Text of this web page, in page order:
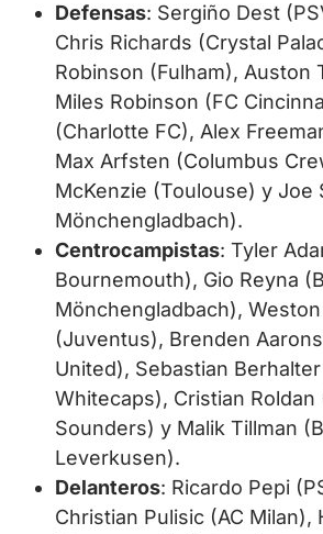
Defensas: Sergiño Dest
Chris Richards (Crystal
Robinson (Fulham), Auston
Miles Robinson (FC
(Charlotte FC), Alex
Max Arfsten (Columbus
McKenzie (Toulouse) y Joe
Mönchengladbach).
Centrocampistas: Tyler
Bournemouth), Gio Reyna
Mönchengladbach),
(Juventus), Brenden
United), Sebastian
Whitecaps), Cristian Roldan
Sounders) y Malik Tillman
Leverkusen).
Delanteros: Ricardo Pepi
Christian Pulisic (AC Milan),